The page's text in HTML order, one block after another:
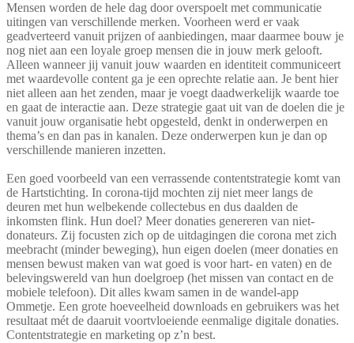
Mensen worden de hele dag door overspoelt met communicatie
uitingen van verschillende merken. Voorheen werd er vaak
geadverteerd vanuit prijzen of aanbiedingen, maar daarmee bouw je
nog niet aan een loyale groep mensen die in jouw merk gelooft.
Alleen wanneer jij vanuit jouw waarden en identiteit communiceert
met waardevolle content ga je een oprechte relatie aan. Je bent hier
niet alleen aan het zenden, maar je voegt daadwerkelijk waarde toe
en gaat de interactie aan. Deze strategie gaat uit van de doelen die je
vanuit jouw organisatie hebt opgesteld, denkt in onderwerpen en
thema’s en dan pas in kanalen. Deze onderwerpen kun je dan op
verschillende manieren inzetten.
Een goed voorbeeld van een verrassende contentstrategie komt van
de Hartstichting. In corona-tijd mochten zij niet meer langs de
deuren met hun welbekende collectebus en dus daalden de
inkomsten flink. Hun doel? Meer donaties genereren van niet-
donateurs. Zij focusten zich op de uitdagingen die corona met zich
meebracht (minder beweging), hun eigen doelen (meer donaties en
mensen bewust maken van wat goed is voor hart- en vaten) en de
belevingswereld van hun doelgroep (het missen van contact en de
mobiele telefoon). Dit alles kwam samen in de wandel-app
Ommetje. Een grote hoeveelheid downloads en gebruikers was het
resultaat mét de daaruit voortvloeiende eenmalige digitale donaties.
Contentstrategie en marketing op z’n best.